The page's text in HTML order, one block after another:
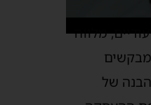
מלווה
של